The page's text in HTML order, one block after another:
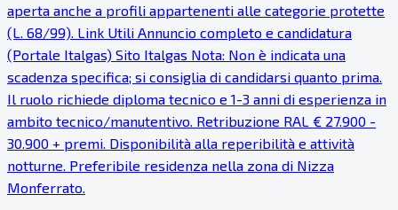
aperta anche a profili appartenenti alle categorie protette
(L. 68/99). Link Utili Annuncio completo e candidatura
(Portale Italgas) Sito Italgas Nota: Non è indicata una
scadenza specifica; si consiglia di candidarsi quanto prima.
Il ruolo richiede diploma tecnico e 1-3 anni di esperienza in
ambito tecnico/manutentivo. Retribuzione RAL € 27.900 -
30.900 + premi. Disponibilità alla reperibilità e attività
notturne. Preferibile residenza nella zona di Nizza
Monferrato.